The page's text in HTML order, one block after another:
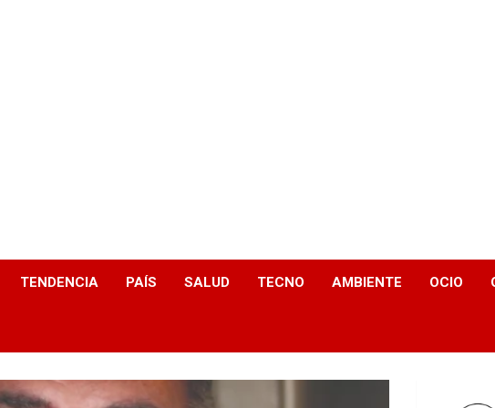
TENDENCIA PAÍS SALUD TECNO AMBIENTE OCIO